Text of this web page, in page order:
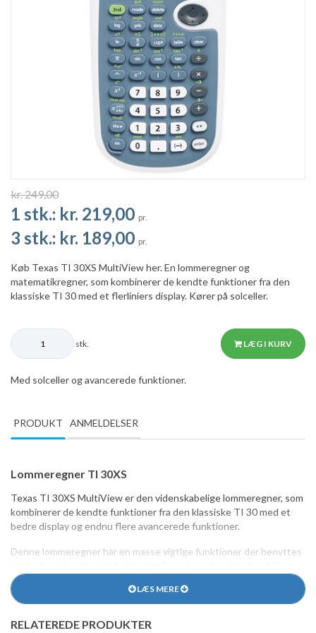
kr. 249,00
1 stk.: kr. 219,00 pr.
3 stk.: kr. 189,00 pr.
Køb Texas TI 30XS MultiView her. En lommeregner og
matematikregner, som kombinerer de kendte funktioner fra den
klassiske TI 30 med et flerliniers display. Kører på solceller.
stk. LÆG I KURV
Med solceller og avancerede funktioner.
PRODUKT ANMELDELSER
Lommeregner TI 30XS
Texas TI 30XS MultiView er den videnskabelige lommeregner, som
kombinerer de kendte funktioner fra den klassiske TI 30 med et
bedre display og endnu flere avancerede funktioner.
Denne lommeregner har en masse vigtige funktioner der benyttes
Instruments kalder "MultiView"-display, hvilket betyder, at formler
vises sådan som de skrives i lærebøgerne.
Teas TI 30 drives af solcelle-teknologi, hvilket gør udskiftning af
LÆS MERE
RELATEREDE PRODUKTER